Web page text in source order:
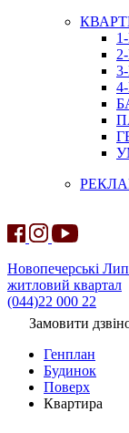
Новопечерські
житловий квартал
(044)22 000 22
Замовити
Генплан
Будинок
Поверх
Квартира